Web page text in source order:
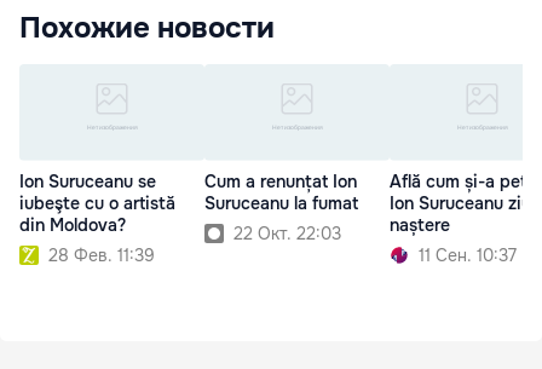
Похожие новости
Ion Suruceanu se
iubeşte cu o artistă
din Moldova?
28 Фев. 11:39
Cum a renunțat Ion
Suruceanu la fumat
22 Окт. 22:03
Află cum și-a
Ion Suruceanu
naștere
11 Сен. 10:37